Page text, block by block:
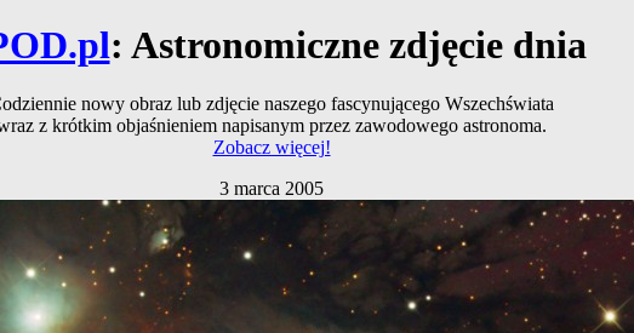
: Astronomiczne zdjęcie dnia
nowy obraz lub zdjęcie naszego fascynującego Wszechświata
z krótkim objaśnieniem napisanym przez zawodowego astronoma.
Zobacz więcej!
3 marca 2005